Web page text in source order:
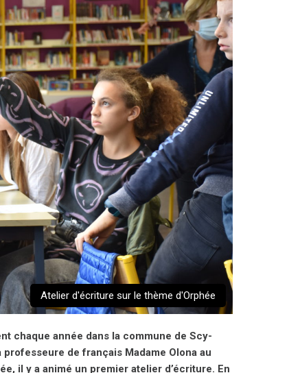
Atelier d'écriture sur le thème d'Orphée
chaque année dans la commune de Scy-
de français Madame Olona au
il y a animé un premier atelier d’écriture. En